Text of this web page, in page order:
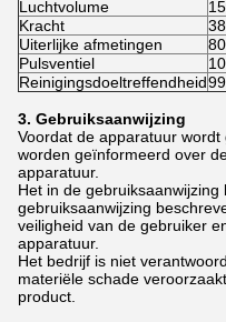
Luchtvolume
Kracht
Uiterlijke afmetingen
Pulsventiel
Reinigingsdoeltreffendheid
3. Gebruiksaanwijzing
Voordat de apparatuur
worden geïnformeerd over
apparatuur.
Het in de
gebruiksaanwijzing
veiligheid van de gebruiker
apparatuur.
Het bedrijf is niet
materiële schade
product.